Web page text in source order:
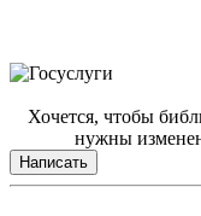
Хочется, чтобы
нужны
Написать